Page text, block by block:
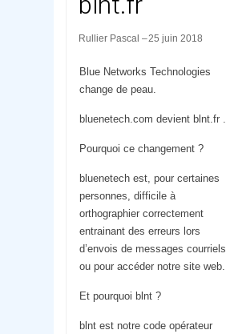
Rullier Pascal 25 juin 2018
Blue Networks Technologies
change de peau.
bluenetech.com devient blnt.fr .
Pourquoi ce changement ?
bluenetech est, pour certaines
personnes, difficile à
orthographier correctement
entrainant des erreurs lors
d’envois de messages courriels,
ou pour accéder notre site web.
Et pourquoi blnt ?
blnt est notre code opérateur